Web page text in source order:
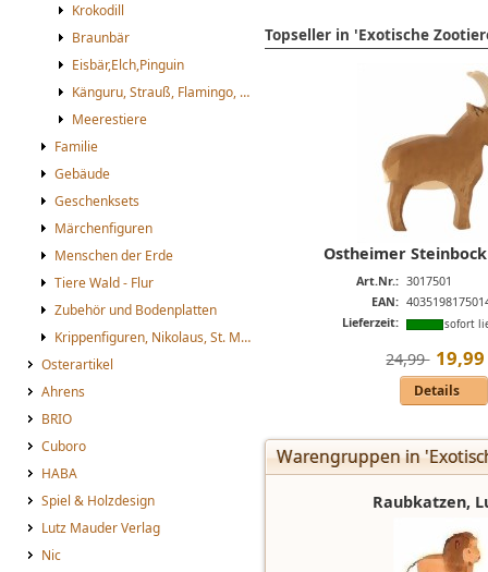
Krokodill
Braunbär
Eisbär,Elch,Pinguin
Känguru, Strauß, Flamingo, Papagei
Meerestiere
Familie
Gebäude
Geschenksets
Märchenfiguren
Menschen der Erde
Tiere Wald - Flur
Zubehör und Bodenplatten
Krippenfiguren, Nikolaus, St. Martin
Osterartikel
Ahrens
BRIO
Cuboro
HABA
Spiel & Holzdesign
Lutz Mauder Verlag
Nic
Topseller in 'Exotische
Ostheimer
Art.Nr.: 3017501
EAN:
Lieferzeit:
sofort
24,99  19,99
Details
Warengruppen in
Raubkatzen,